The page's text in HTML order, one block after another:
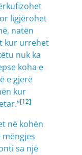
ligjërohet
natën
kur urrehet
nuk ka
koha e
e gjerë
kur
[12]
në kohën
sa një